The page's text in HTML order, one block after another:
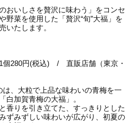
おいしさを贅沢に味わう」をコンセ
野菜を使用した「贅沢“旬”大福」を
いたします。
280円(税込) / 直販店舗（東京・
、大粒で上品な味わいの青梅を一
白加賀青梅の大福」。
香りを引き立てた、すっきりとした
ずみずしい味わいが広がり、初夏の